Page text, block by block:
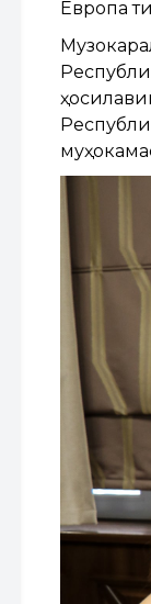
Европа